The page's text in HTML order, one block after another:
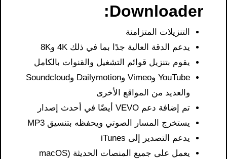
Downloader:
التنزيلات المتزامنة
يدعم الدقة العالية جدًا بما في ذلك 4K و8K
يقوم بتنزيل قوائم التشغيل والقنوات بالكامل
YouTube وVimeo وDailymotion وSoundcloud
والعديد من المواقع الأخرى
تم إضافة دعم VEVO أيضًا في أحدث إصدار
يستخرج المسار الصوتي ويحفظه بتنسيق MP3
يدعم التصدير إلى iTunes
يعمل على جميع المنصات الحديثة (macOS